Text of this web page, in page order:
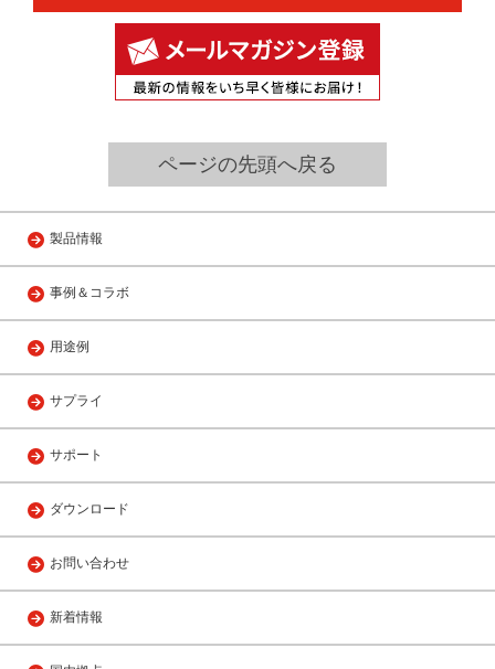
ページの先頭へ戻る
製品情報
事例＆コラボ
用途例
サプライ
サポート
ダウンロード
お問い合わせ
新着情報